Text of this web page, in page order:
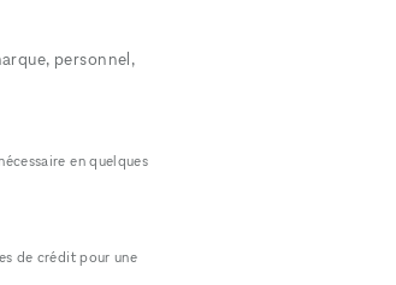
personnel,
en quelques
de crédit pour une